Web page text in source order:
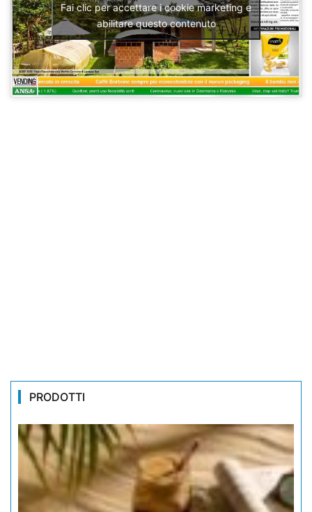
Fai clic per accettare i cookie marketing e
abilitare questo contenuto
PRODOTTI